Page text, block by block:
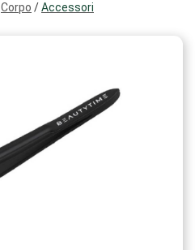
Corpo /Accessori